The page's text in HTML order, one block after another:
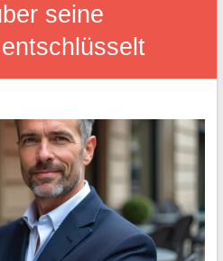
seine